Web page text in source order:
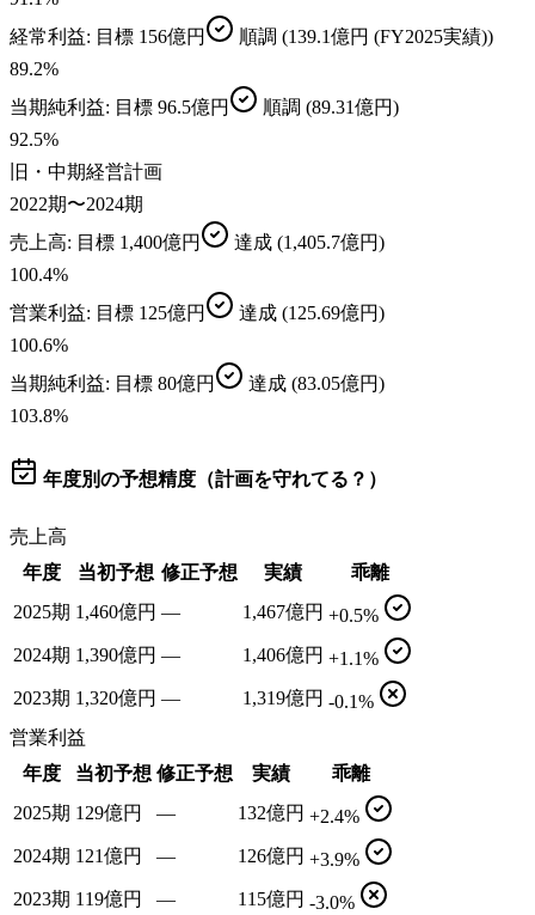
経常利益: 目標 156億円 順調 (139.1億円 (FY2025実績))
89.2%
当期純利益: 目標 96.5億円 順調 (89.31億円)
92.5%
旧・中期経営計画
2022期〜2024期
売上高: 目標 1,400億円 達成 (1,405.7億円)
100.4%
営業利益: 目標 125億円 達成 (125.69億円)
100.6%
当期純利益: 目標 80億円 達成 (83.05億円)
103.8%
年度別の予想精度（計画を守れてる？）
売上高
年度
当初予想 修正予想 実績
乖離
2025期 1,460億円 — 1,467億円 +0.5%
2024期 1,390億円 — 1,406億円 +1.1%
2023期 1,320億円 — 1,319億円 -0.1%
営業利益
年度
当初予想 修正予想 実績
乖離
2025期 129億円 — 132億円 +2.4%
2024期 121億円 — 126億円 +3.9%
2023期 119億円 — 115億円 -3.0%